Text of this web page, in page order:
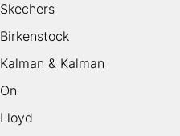
Skechers
Birkenstock
Kalman & Kalman
On
Lloyd